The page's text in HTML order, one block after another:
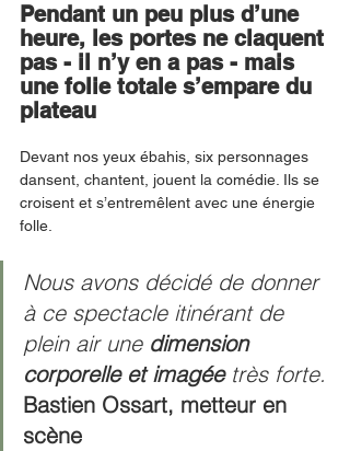
Pendant un peu plus d’une
heure, les portes ne claquent
pas - il n’y en a pas - mais
une folie totale s’empare du
plateau
Devant nos yeux ébahis, six personnages
dansent, chantent, jouent la comédie. Ils se
croisent et s’entremêlent avec une énergie
folle.
Nous avons décidé de donner
à ce spectacle itinérant de
plein air une dimension
corporelle et imagée très forte.
Bastien Ossart, metteur en
scène